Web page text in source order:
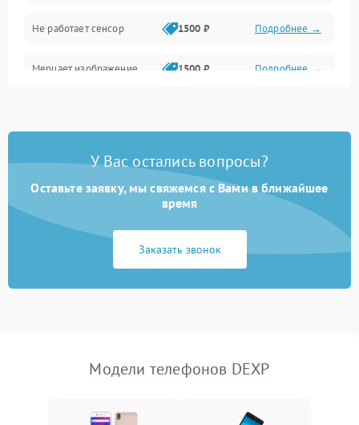
Не работает сенсор 1500 ₽ Подробнее →
Мерцает изображение 1500 ₽ Подробнее →
У Вас остались вопросы?
Оставьте заявку, мы свяжемся с Вами в ближайшее
время
Заказать звонок
Модели телефонов DEXP